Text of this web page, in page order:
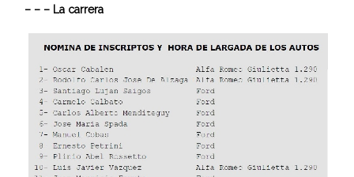
– – – La carrera